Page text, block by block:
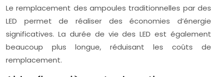
Le remplacement des ampoules traditionnelles par des
LED permet de réaliser des économies d’énergie
significatives. La durée de vie des LED est également
beaucoup plus longue, réduisant les coûts de
remplacement.